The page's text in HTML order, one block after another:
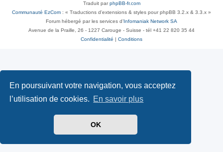
En poursuivant votre navigation, vous acceptez
l’utilisation de cookies. En savoir plus
OK
Traduit parphpBB-fr.com
Communauté EzCom : « Traductions d'extensions & styles pour phpBB 3.2.x & 3.3.x »
Forum hébergé par les services d’ Infomaniak Network SA
Avenue de la Praille, 26 - 1227 Carouge - Suisse - tél +41 22 820 35 44
Confidentialité
Conditions